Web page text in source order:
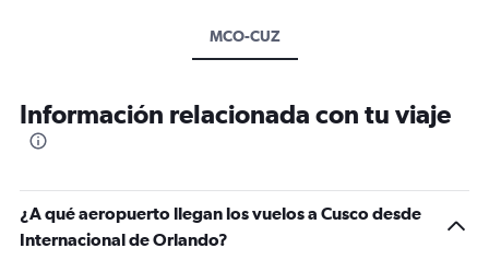
MCO-CUZ
Información relacionada con tu viaje
¿A qué aeropuerto llegan los vuelos a Cusco desde
Internacional de Orlando?